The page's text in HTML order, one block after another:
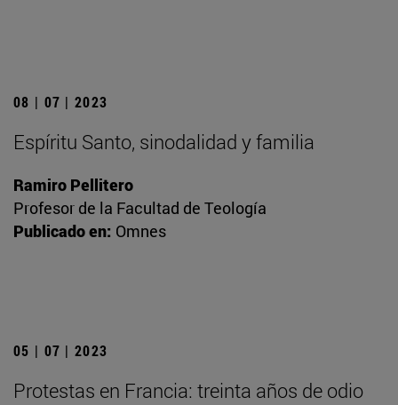
08 | 07 | 2023
Espíritu Santo, sinodalidad y familia
Ramiro Pellitero
Profesor de la Facultad de Teología
Publicado en: Omnes
05 | 07 | 2023
Protestas en Francia: treinta años de odio